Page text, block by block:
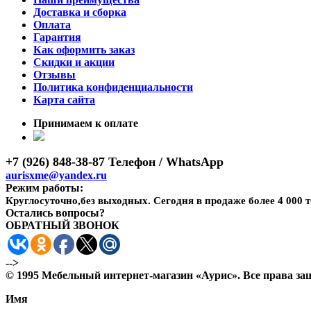
Доставка и сборка
Оплата
Гарантия
Как оформить заказ
Скидки и акции
Отзывы
Политика конфиденциальности
Карта сайта
Принимаем к оплате
+7 (926) 848-38-87 Телефон / WhatsApp
aurisxme@yandex.ru
Режим работы:
Круглосуточно,без выходных. Сегодня в продаже более 4 000
Остались вопросы?
ОБРАТНЫЙ ЗВОНОК
-->
© 1995 Мебельный интернет-магазин «Аурис». Все права
Имя